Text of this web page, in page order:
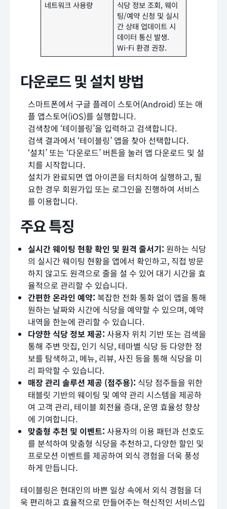
네트워크 사용량
식당 정보 조회, 웨이
팅/예약 신청 및 실시
간 상태 업데이트 시
데이터 통신 발생.
Wi-Fi 환경 권장.
다운로드 및 설치 방법
스마트폰에서 구글 플레이 스토어(Android) 또는 애
플 앱스토어(iOS)를 실행합니다.
검색창에 ‘테이블링’을 입력하고 검색합니다.
검색 결과에서 ‘테이블링’ 앱을 찾아 선택합니다.
‘설치’ 또는 ‘다운로드’ 버튼을 눌러 앱 다운로드 및 설
치를 시작합니다.
설치가 완료되면 앱 아이콘을 터치하여 실행하고, 필
요한 경우 회원가입 또는 로그인을 진행하여 서비스
를 이용합니다.
주요 특징
실시간 웨이팅 현황 확인 및 원격 줄서기: 원하는 식당
의 실시간 웨이팅 현황을 앱에서 확인하고, 직접 방문
하지 않고도 원격으로 줄을 설 수 있어 대기 시간을 효
율적으로 관리할 수 있습니다.
간편한 온라인 예약: 복잡한 전화 통화 없이 앱을 통해
원하는 날짜와 시간에 식당을 예약할 수 있으며, 예약
내역을 한눈에 관리할 수 있습니다.
다양한 식당 정보 제공: 사용자 위치 기반 또는 검색을
통해 주변 맛집, 인기 식당, 테마별 식당 등 다양한 정
보를 탐색하고, 메뉴, 리뷰, 사진 등을 통해 식당을 미
리 파악할 수 있습니다.
매장 관리 솔루션 제공 (점주용): 식당 점주들을 위한
태블릿 기반의 웨이팅 및 예약 관리 시스템을 제공하
여 고객 관리, 테이블 회전율 증대, 운영 효율성 향상
에 기여합니다.
맞춤형 추천 및 이벤트: 사용자의 이용 패턴과 선호도
를 분석하여 맞춤형 식당을 추천하고, 다양한 할인 및
프로모션 이벤트를 제공하여 외식 경험을 더욱 풍성
하게 만듭니다.
테이블링은 현대인의 바쁜 일상 속에서 외식 경험을 더
욱 편리하고 효율적으로 만들어주는 혁신적인 서비스입